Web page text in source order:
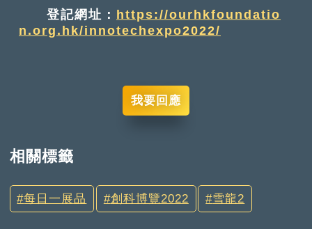
登記網址： https://ourhkfoundatio
n.org.hk/innotechexpo2022/
我要回應
相關標籤
每日一展品 創科博覽2022 雪龍2